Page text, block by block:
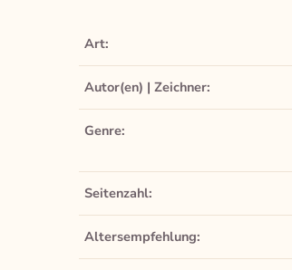
Art:
Autor(en) | Zeichner:
Genre:
Seitenzahl:
Altersempfehlung: